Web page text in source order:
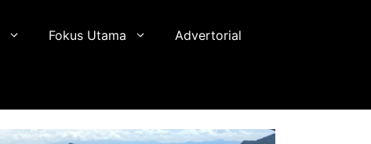
Fokus Utama Advertorial